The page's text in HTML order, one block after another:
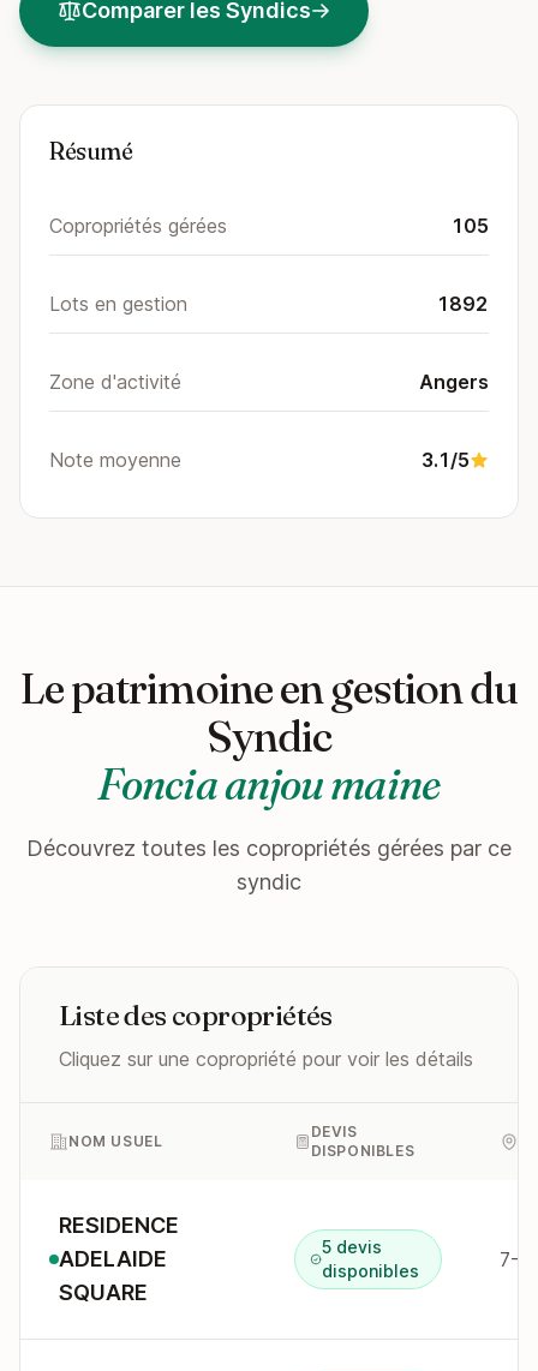
Comparer les Syndics
Résumé
Copropriétés gérées 105
Lots en gestion 1892
Zone d'activité Angers
Note moyenne 3.1/5
Le patrimoine en gestion du
Syndic
Foncia anjou maine
Découvrez toutes les copropriétés gérées par ce
syndic
Liste des copropriétés
Cliquez sur une copropriété pour voir les détails
NOM USUEL
DEVIS
DISPONIBLES
RESIDENCE
ADELAIDE
SQUARE
5 devis
disponibles
7-